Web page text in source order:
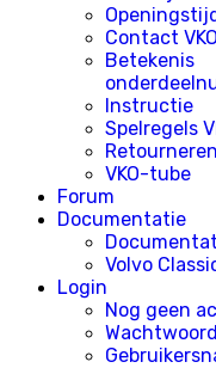
Contact VKO
Betekenis
Instructie
Spelregels
Retourneren
VKO-tube
Forum
Documentatie
Volvo
Login
Nog geen